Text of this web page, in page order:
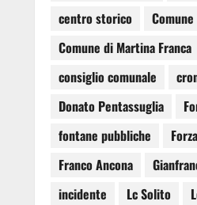
centro storico
Comune
Comune di Martina Franca
consiglio comunale
Donato Pentassuglia
fontane pubbliche
Franco Ancona
incidente
Lc Solito